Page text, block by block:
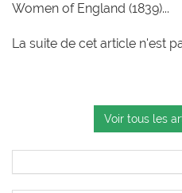
Women of England (1839)...
La suite de cet article n'est
Voir tous les